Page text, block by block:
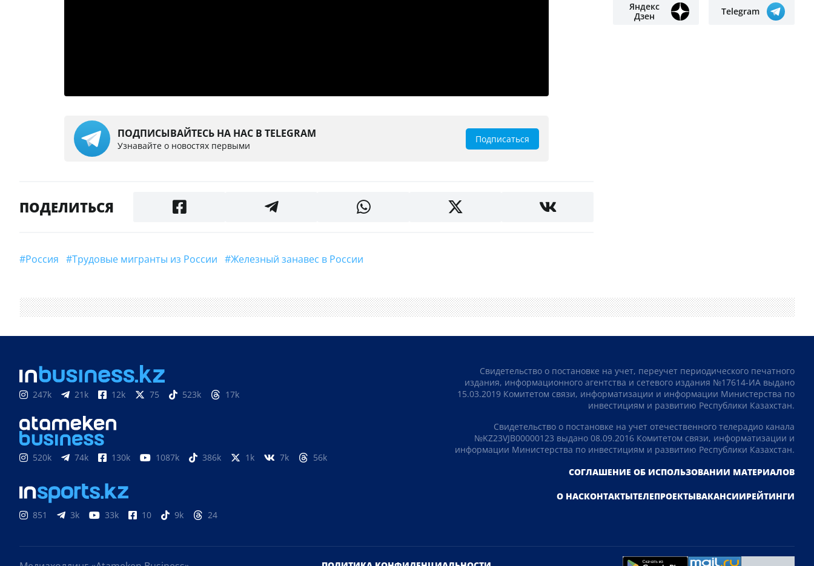
ПОДПИСЫВАЙТЕСЬ НА НАС В TELEGRAM
Узнавайте о новостях первыми
Подписаться
ПОДЕЛИТЬСЯ
#Россия #трудовые мигранты из России #железный занавес в России
Яндекс
Дзен
Telegram
247k 21k 12k 75 523k 17k
520k 74k 130k 1087k 386k 1k 7k 56k
851 3k 33k 10 9k 24
Свидетельство о постановке на учет, переучет периодического печатного
издания, информационного агентства и сетевого издания №17614-ИА выдано
15.03.2019 Комитетом связи, информатизации и информации Министерства по
инвестициям и развитию Республики Казахстан.
Свидетельство о постановке на учет отечественного телерадио канала
№KZ23VJB00000123 выдано 08.09.2016 Комитетом связи, информатизации и
информации Министерства по инвестициям и развитию Республики Казахстан.
СОГЛАШЕНИЕ ОБ ИСПОЛЬЗОВАНИИ МАТЕРИАЛОВ
О НАСКОНТАКТЫТЕЛЕПРОЕКТЫВАКАНСИИРЕЙТИНГИ